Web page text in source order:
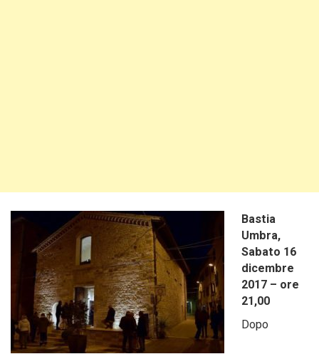
Bastia
Umbra,
Sabato 16
dicembre
2017 – ore
21,00
Dopo